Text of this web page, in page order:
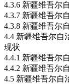
4.3.6 新疆维吾尔
4.3.7 新疆维吾尔
4.3.8 新疆维吾尔
4.4 新疆维吾尔自
现状
4.4.1 新疆维吾尔
4.4.2 新疆维吾尔
4.5 新疆维吾尔自